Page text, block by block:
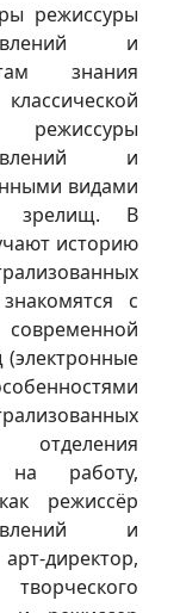
режиссуры
и
знания
режиссуры
и
видами
зрелищ. В
историю
с
отделения
на работу,
режиссёр
и
директор,